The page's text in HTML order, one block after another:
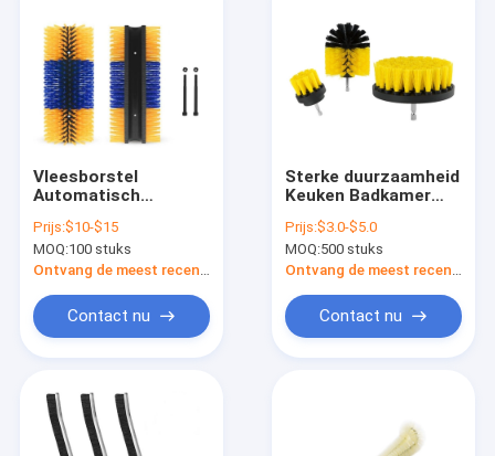
Producten
Vleesborstel
Automatisch
Vleesborstel
Vleesborstel Anti-
Jeuk
Prijs:$10-$15
MOQ:100 stuks
Ontvang de meest recente Prijs
Contact nu
Sterke duurzaamheid
Keuken Badkamer
Huis Badkamer
Hoeken
Schoonmaker
Prijs:$3.0-$5.0
MOQ:500 stuks
Ontvang de meest recente Prijs
Contact nu